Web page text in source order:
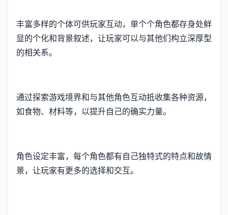
丰富多样的个体可供玩家互动，单个个角色都存身处鲜
显的个化和背景叙述，让玩家可以与其他们构立深厚型
的相关系。
通过探索游戏境界和与其他角色互动抵收集各种资源，
如食物、材料等，以提升自己的确实力量。
角色设定丰富，每个角色都有自己独特式的特点和故情
景，让玩家有更多的选择和交互。